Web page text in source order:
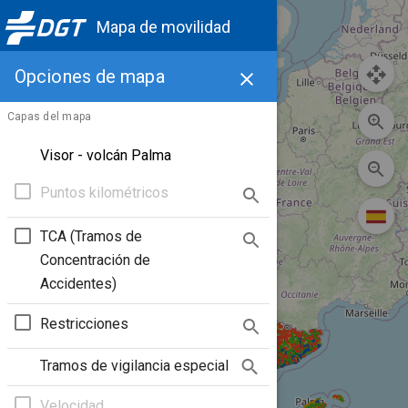
Mapa de movilidad
Opciones de mapa
Capas del mapa
Visor - volcán Palma
Puntos kilométricos
TCA (Tramos de
Concentración de
Accidentes)
Restricciones
Tramos de vigilancia especial